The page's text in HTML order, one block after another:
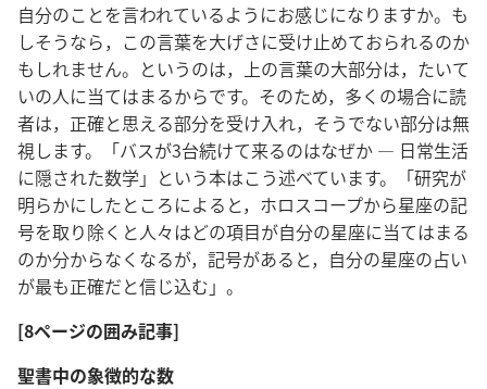
自分のことを言われているようにお感じになりますか。も
しそうなら，この言葉を大げさに受け止めておられるのか
もしれません。というのは，上の言葉の大部分は，たいて
いの人に当てはまるからです。そのため，多くの場合に読
者は，正確と思える部分を受け入れ，そうでない部分は無
視します。「バスが3台続けて来るのはなぜか ― 日常生活
に隠された数学」という本はこう述べています。「研究が
明らかにしたところによると，ホロスコープから星座の記
号を取り除くと人々はどの項目が自分の星座に当てはまる
のか分からなくなるが，記号があると，自分の星座の占い
が最も正確だと信じ込む」。
[8ページの囲み記事]
聖書中の象徴的な数